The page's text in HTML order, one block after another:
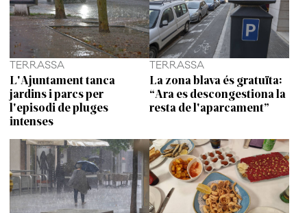
TERRASSA
L'Ajuntament tanca
jardins i parcs per
l'episodi de pluges
intenses
TERRASSA
La zona blava és gratuïta:
“Ara es descongestiona la
resta de l'aparcament”